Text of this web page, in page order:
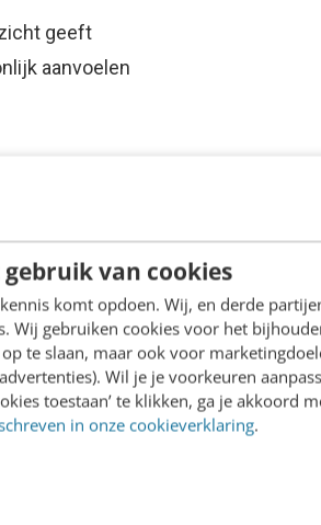
van cookies
komt opdoen. Wij, en derde
Wij gebruiken cookies voor het
te slaan, maar ook voor
Wil je je voorkeuren
toestaan’ te klikken, ga je akkoord
in onze cookieverklaring.
geeft
aanvoelen
ander onderdeel
Mix & match je
: onbeperkt online leren
je leren, groeien en